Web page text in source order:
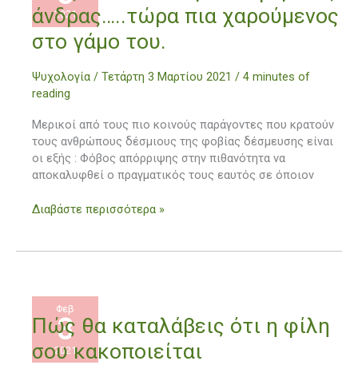
2021
άνδρας…..τώρα πια χαρούμενος
στο γάμο του.
Ψυχολογία / Τετάρτη 3 Μαρτίου 2021 / 4 minutes of
reading
Μερικοί από τους πιο κοινούς παράγοντες που κρατούν
τους ανθρώπους δέσμιους της φοβίας δέσμευσης είναι
οι εξής : Φόβος απόρριψης στην πιθανότητα να
αποκαλυφθεί ο πραγματικός τους εαυτός σε όποιον
δεσμευσοφοβικός
άνδρας…..τώρα
πια
χαρούμενος
στο
γάμο
του.
Διαβάστε περισσότερα »
Φεβ
3
2021
Πώς θα καταλάβεις ότι η φίλη
σου κακοποιείται
Πώς
θα
καταλάβεις